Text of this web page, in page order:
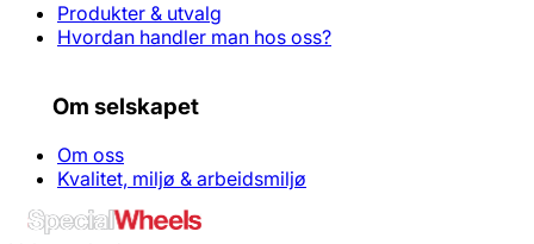
Produkter & utvalg
Hvordan handler man hos oss?
Om selskapet
Om oss
Kvalitet, miljø & arbeidsmiljø